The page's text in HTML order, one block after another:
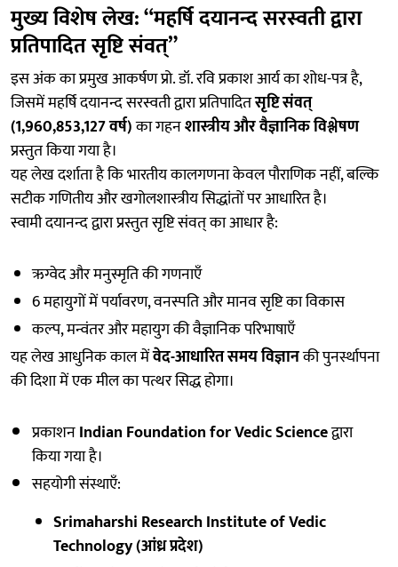
मुख्य विशेष लेख: “महर्षि दयानन्द सरस्वती द्वारा
प्रतिपादित सृष्टि संवत्”
इस अंक का प्रमुख आकर्षण प्रो. डॉ. रवि प्रकाश आर्य का शोध-पत्र है,
जिसमें महर्षि दयानन्द सरस्वती द्वारा प्रतिपादितसृष्टि संवत्
(1,960,853,127 वर्ष)का गहनशास्त्रीय और वैज्ञानिक विश्लेषण
प्रस्तुत किया गया है।
यह लेख दर्शाता है कि भारतीय कालगणना केवल पौराणिक नहीं, बल्कि
सटीक गणितीय और खगोलशास्त्रीय सिद्धांतों पर आधारित है।
स्वामी दयानन्द द्वारा प्रस्तुत सृष्टि संवत् का आधार है:
ऋग्वेद और मनुस्मृति की गणनाएँ
6 महायुगों में पर्यावरण, वनस्पति और मानव सृष्टि का विकास
कल्प, मन्वंतर और महायुग की वैज्ञानिक परिभाषाएँ
यह लेख आधुनिक काल मेंवेद-आधारित समय विज्ञानकी पुनर्स्थापना
की दिशा में एक मील का पत्थर सिद्ध होगा।
प्रकाशनIndian Foundation for Vedic Scienceद्वारा
किया गया है।
सहयोगी संस्थाएँ:
Srimaharshi Research Institute of Vedic
Technology (आंध्र प्रदेश)